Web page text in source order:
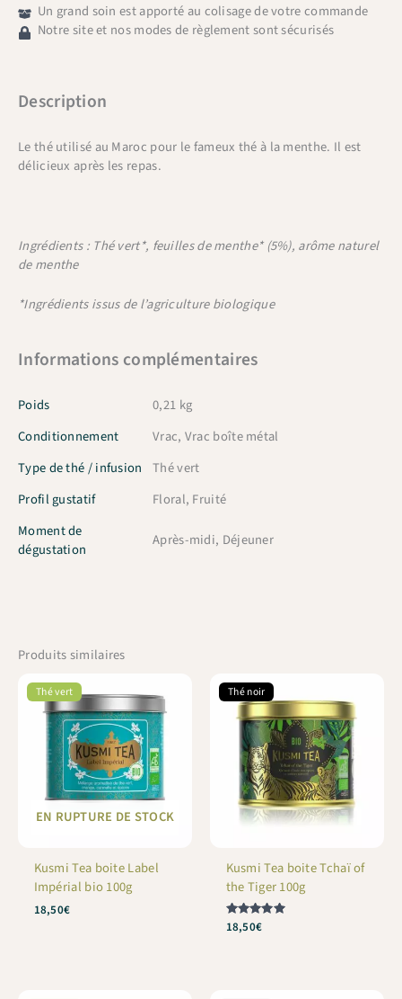
Un grand soin est apporté au colisage de votre commande
Notre site et nos modes de règlement sont sécurisés
Description
Le thé utilisé au Maroc pour le fameux thé à la menthe. Il est
délicieux après les repas.
Ingrédients : Thé vert*, feuilles de menthe* (5%), arôme naturel
de menthe
*Ingrédients issus de l’agriculture biologique
Informations complémentaires
Poids
0,21 kg
Conditionnement
Vrac, Vrac boîte métal
Type de thé / infusion
Thé vert
Profil gustatif
Floral, Fruité
Moment de
dégustation
Après-midi, Déjeuner
Produits similaires
EN RUPTURE DE STOCK
Thé vert
Kusmi Tea boite Label
Impérial bio 100g
18,50€
Thé noir
Kusmi Tea boite Tchaï of
the Tiger 100g
Note
18,50€